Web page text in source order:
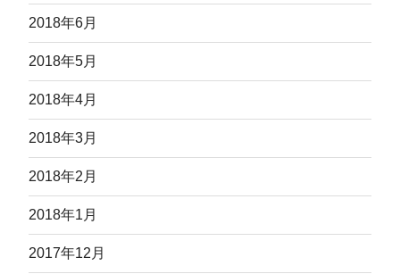
2018年6月
2018年5月
2018年4月
2018年3月
2018年2月
2018年1月
2017年12月